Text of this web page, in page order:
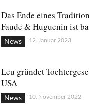
Das Ende eines
Faude & Huguenin ist
News 12. Januar 2023
Leu gründet
USA
News 10. November 2022